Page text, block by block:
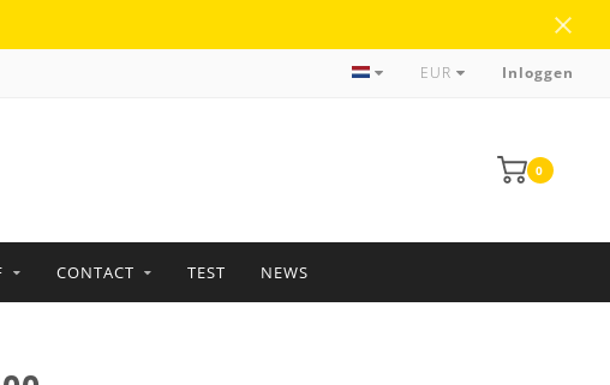
Meer dan 35 jaar ervaringEUR Inloggen
0
CONTACT TEST NEWS